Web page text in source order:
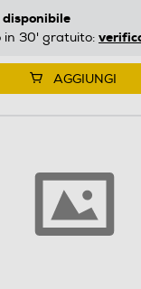
disponibile
in 30' gratuito:
AGGIUNGI